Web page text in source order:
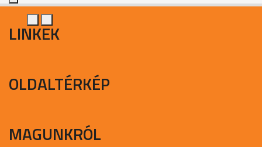
LINKEK
OLDALTÉRKÉP
MAGUNKRÓL